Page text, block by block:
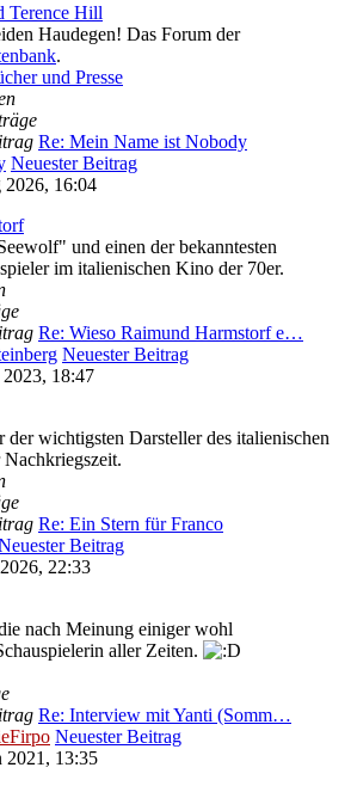
Terence Hill
Haudegen! Das Forum der
.
und Presse
Re: Mein Name ist Nobody
Neuester Beitrag
16:04
und einen der bekanntesten
im italienischen Kino der 70er.
Re: Wieso Raimund Harmstorf e…
Neuester Beitrag
18:47
der wichtigsten Darsteller des italienischen
Re: Ein Stern für Franco
Beitrag
22:33
nach Meinung einiger wohl
aller Zeiten.
Re: Interview mit Yanti (Somm…
Neuester Beitrag
2021, 13:35